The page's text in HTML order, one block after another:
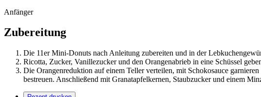
Anfänger
Zubereitung
Die 11er Mini-Donuts nach Anleitung zubereiten und in der
Ricotta, Zucker, Vanillezucker und den Orangenabrieb in eine Schüssel
Die Orangenreduktion auf einem Teller verteilen, mit Schokosauce
bestreuen. Anschließend mit Granatapfelkernen, Staubzucker und einem